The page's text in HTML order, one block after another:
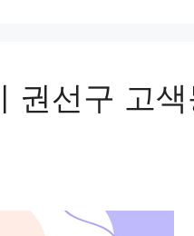
권선구 고